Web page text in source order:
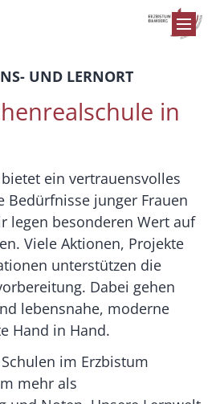
UND LERNORT
in
ein vertrauensvolles
Bedürfnisse junger Frauen
legen besonderen Wert auf
Viele Aktionen, Projekte
unterstützen die
Dabei gehen
lebensnahe, moderne
Hand in Hand.
im Erzbistum
mehr als